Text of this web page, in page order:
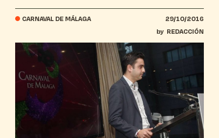
CARNAVAL DE MÁLAGA
29/10/2016
by REDACCIÓN